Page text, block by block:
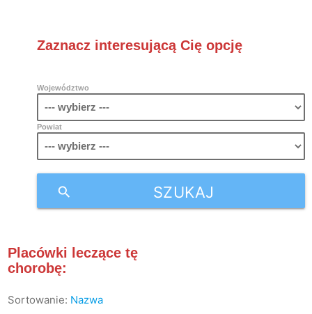
Zaznacz interesującą Cię opcję
Województwo
Powiat
SZUKAJ
search
Placówki leczące tę
chorobę:
Sortowanie: Nazwa